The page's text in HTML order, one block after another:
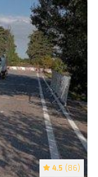
4.5 (86)